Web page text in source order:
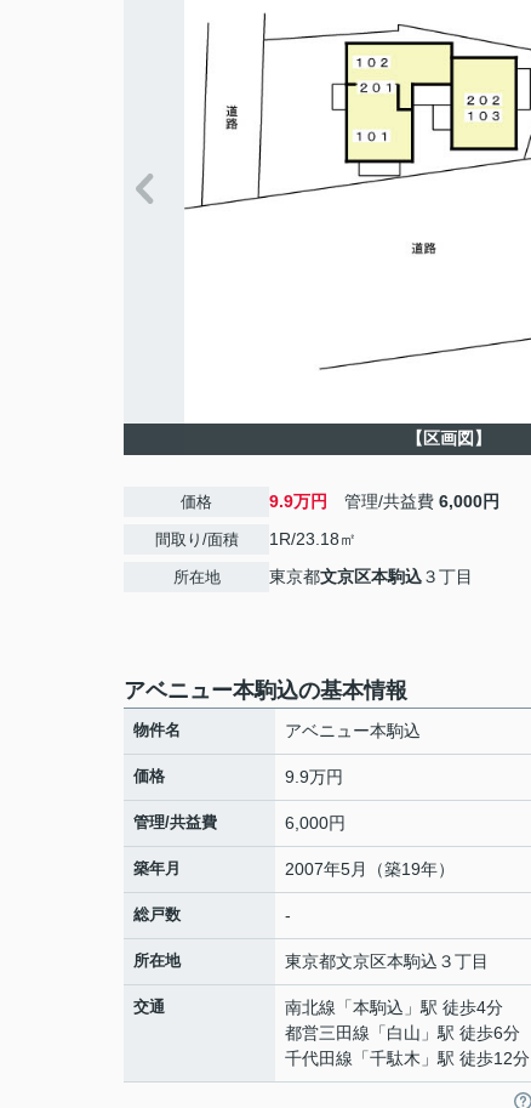
【区画図】
価格 9.9万円 管理/共益費 6,000円
間取り/面積 1R/23.18㎡
所在地 東京都文京区本駒込３丁目
アベニュー本駒込の基本情報
物件名 アベニュー本駒込
価格 9.9万円
管理/共益費 6,000円
築年月 2007年5月（築19年）
総戸数 -
所在地 東京都文京区本駒込 ３丁目
交通 南北線 「本駒込 」駅 徒歩4分
都営三田線 「白山 」駅 徒歩6分
千代田線 「千駄木 」駅 徒歩12分